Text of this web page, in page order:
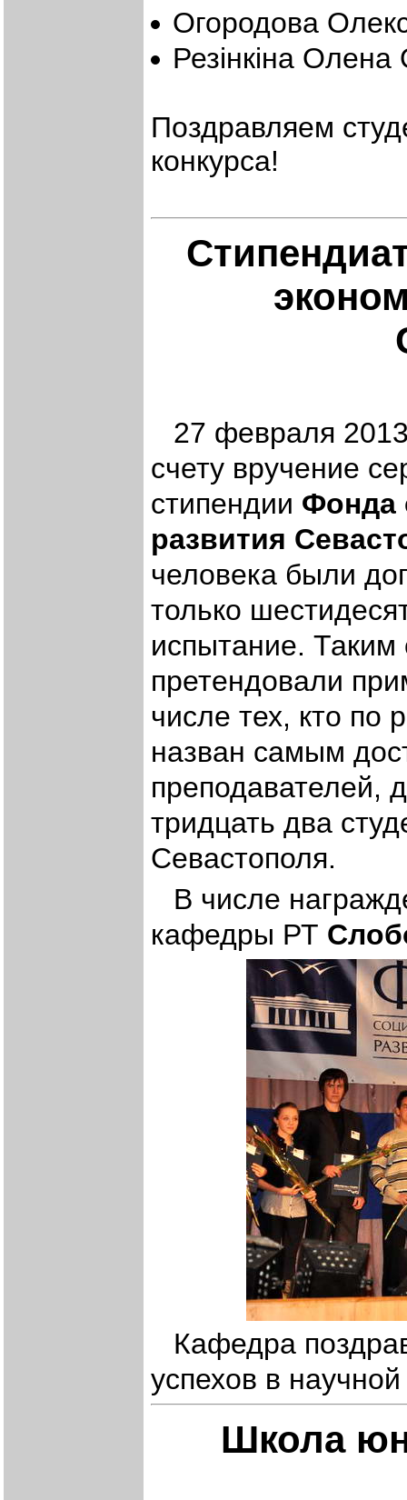
Огородова
Резінкіна Олена
Поздравляем
конкурса!
27 февраля
счету вручение
стипендии Фонда
развития
человека были
только
испытание.
претендовали
числе тех, кто по
назван самым
преподавателей,
тридцать два
Севастополя.
В числе
кафедры РТ
Кафедра
успехов в
Школа